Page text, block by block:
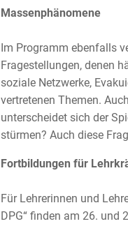
Massenphänomene
Im Programm ebenfalls
Fragestellungen, denen
soziale Netzwerke,
vertretenen Themen.
unterscheidet sich der
stürmen? Auch diese
Fortbildungen für
Für Lehrerinnen und
DPG“ finden am 26. und